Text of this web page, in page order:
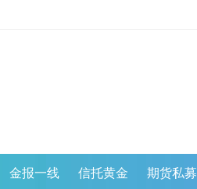
金报一线 信托黄金 期货私募